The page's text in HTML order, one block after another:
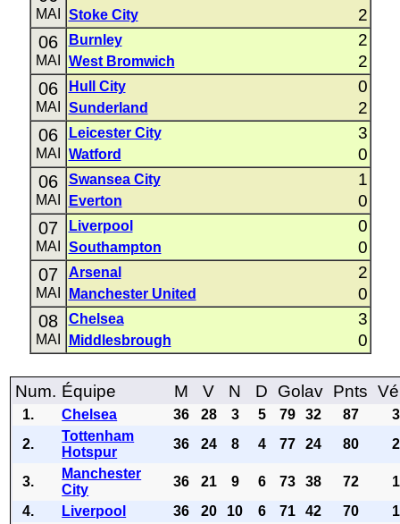
MAI Stoke City 2
06
MAI
Burnley 2
West Bromwich 2
06
MAI
Hull City 0
Sunderland 2
06
MAI
Leicester City 3
Watford 0
06
MAI
Swansea City 1
Everton 0
07
MAI
Liverpool 0
Southampton 0
07
MAI
Arsenal 2
Manchester United 0
08
MAI
Chelsea 3
Middlesbrough 0
Num. Équipe M V N D Golav Pnts
1. Chelsea 36 28 3 5 79 32 87
2.
Tottenham
Hotspur
36 24 8 4 77 24 80
3.
Manchester
City
36 21 9 6 73 38 72
4.
Liverpool 36 20 10 6 71 42 70